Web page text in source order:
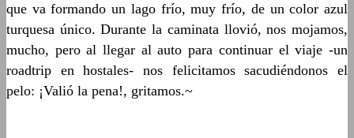
que va formando un lago frío, muy frío, de un color azul
turquesa único. Durante la caminata llovió, nos mojamos,
mucho, pero al llegar al auto para continuar el viaje -un
roadtrip en hostales- nos felicitamos sacudiéndonos el
pelo: ¡Valió la pena!, gritamos.~